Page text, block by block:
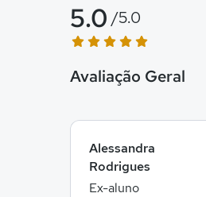
Avaliação Geral
5.0 /5.0
Alessandra
Rodrigues
Ex-aluno